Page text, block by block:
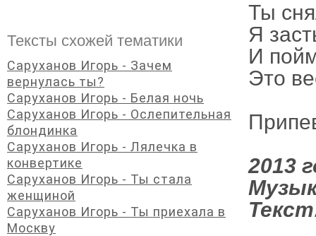
Ты
Я
И
Это
2013
Тексты схожей тематики
Саруханов Игорь - Зачем
вернулась ты?
Саруханов Игорь - Белая ночь
Саруханов Игорь - Ослепительная
блондинка
Саруханов Игорь - Лялечка в
конвертике
Саруханов Игорь - Ты стала
женщиной
Саруханов Игорь - Ты приехала в
Москву